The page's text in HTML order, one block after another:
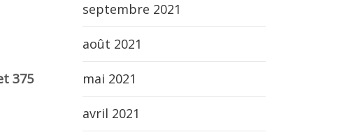
375
septembre 2021
août 2021
mai 2021
avril 2021